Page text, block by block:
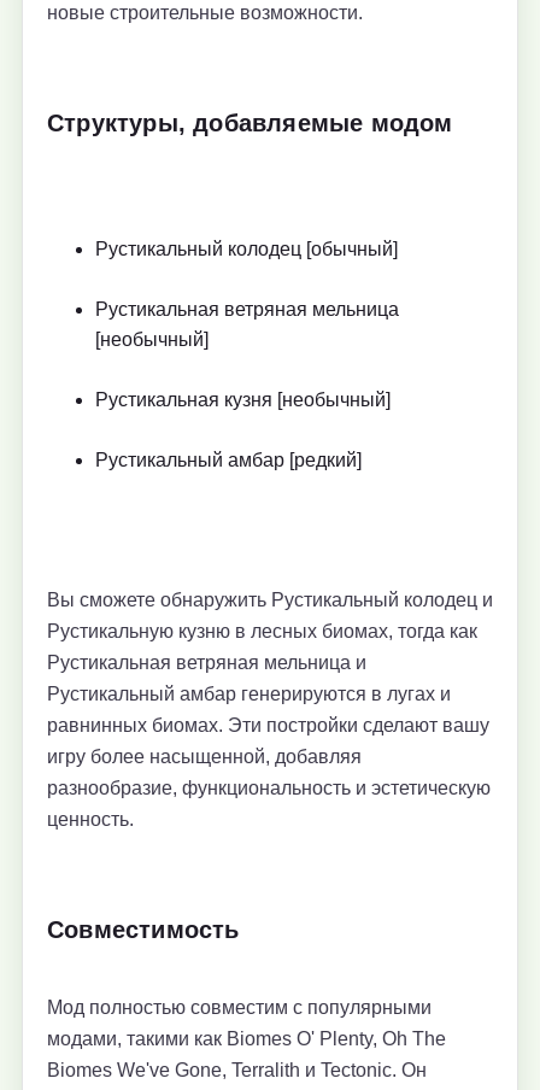
новые строительные возможности.
Структуры, добавляемые модом
Рустикальный колодец [обычный]
Рустикальная ветряная мельница
[необычный]
Рустикальная кузня [необычный]
Рустикальный амбар [редкий]
Вы сможете обнаружить Рустикальный колодец и
Рустикальную кузню в лесных биомах, тогда как
Рустикальная ветряная мельница и
Рустикальный амбар генерируются в лугах и
равнинных биомах. Эти постройки сделают вашу
игру более насыщенной, добавляя
разнообразие, функциональность и эстетическую
ценность.
Совместимость
Мод полностью совместим с популярными
модами, такими как Biomes O' Plenty, Oh The
Biomes We've Gone, Terralith и Tectonic. Он